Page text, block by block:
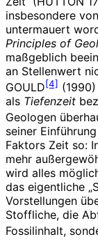
insbesondere
untermauert
Principles of
maßgeblich
an Stellenwert
GOULD[4]
als Tiefenzeit
Geologen
seiner
Faktors Zeit so:
mehr
wird alles
das eigentliche
Vorstellungen
Stoffliche, die
Fossilinhalt,